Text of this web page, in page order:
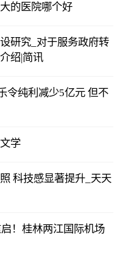
的医院哪个好
研究_对于服务政府转
绍|简讯
令纯利减少5亿元 但不
学
科技感显著提升_天天
！桂林两江国际机场